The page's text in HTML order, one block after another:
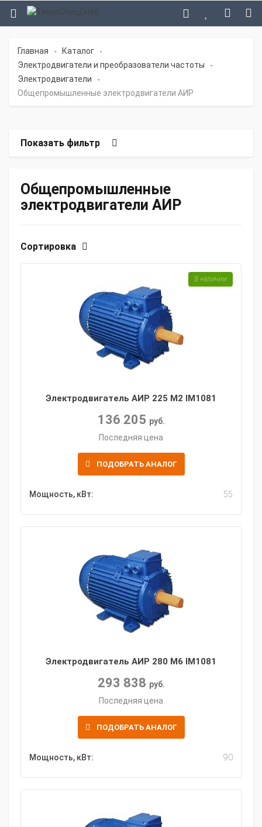
Главная - Каталог -
Электродвигатели и преобразователи частоты -
Электродвигатели -
Общепромышленные электродвигатели АИР
Показать фильтр
Общепромышленные
электродвигатели АИР
Сортировка
Электродвигатель АИР 225 M2 IM1081
136 205 руб.
Последняя цена
ПОДОБРАТЬ АНАЛОГ
Мощность, кВт: 55
В наличии
Электродвигатель АИР 280 M6 IM1081
293 838 руб.
Последняя цена
ПОДОБРАТЬ АНАЛОГ
Мощность, кВт: 90